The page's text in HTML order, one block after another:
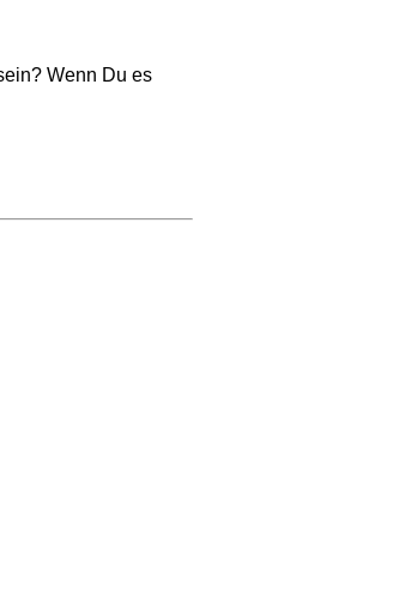
Wenn Du es